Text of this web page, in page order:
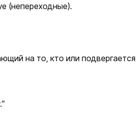
(непереходные).
на то, кто или